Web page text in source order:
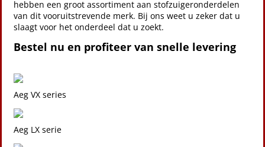
hebben een groot assortiment aan stofzuigeronderdelen
van dit vooruitstrevende merk. Bij ons weet u zeker dat u
slaagt voor het onderdeel dat u zoekt.
Bestel nu en profiteer van snelle levering
Aeg VX series
Aeg LX serie